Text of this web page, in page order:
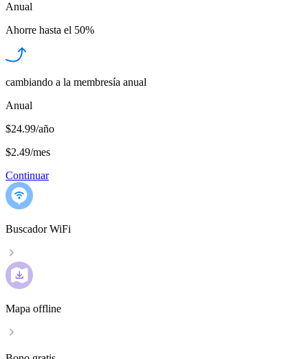
Anual
Ahorre hasta el 50%
cambiando a la membresía anual
Anual
$24.99/año
$2.49/mes
Continuar
Buscador WiFi
Mapa offline